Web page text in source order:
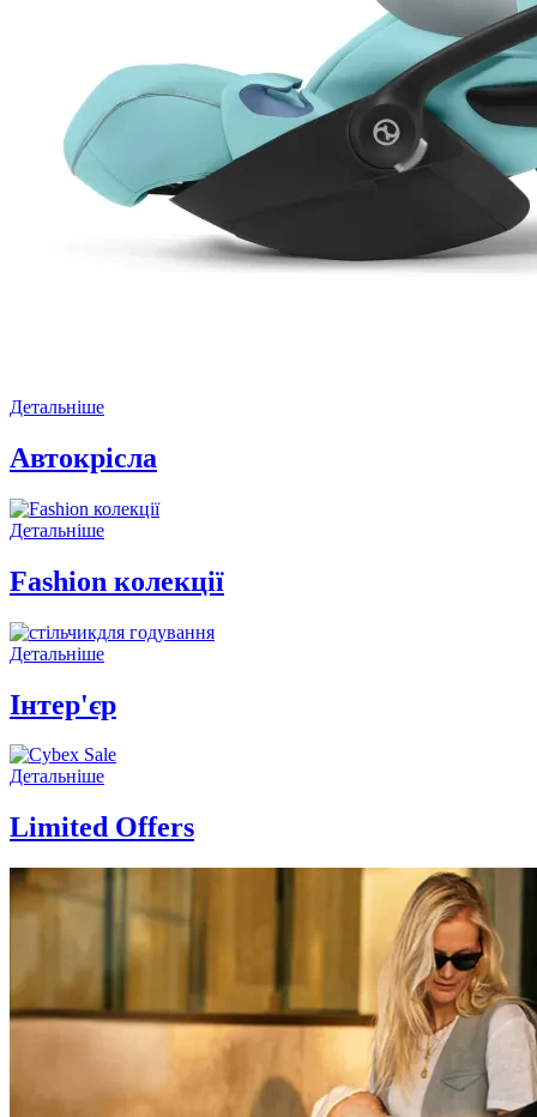
Детальніше
Автокрісла
Детальніше
Fashion колекції
Детальніше
Інтер'єр
Детальніше
Limited Offers